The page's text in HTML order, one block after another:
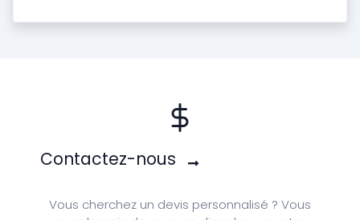
Contactez-nous
Vous cherchez un devis personnalisé ? Vous